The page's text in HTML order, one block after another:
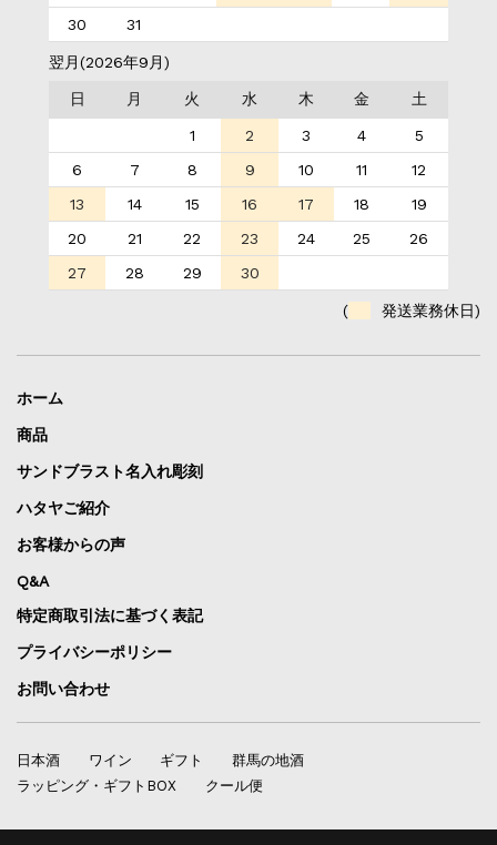
30
31
翌月(2026年9月)
日 月 火 水 木 金 土
1 2 3 4
5
6
7 8 9 10 11
12
13
14 15 16 17 18
19
20
21 22 23 24 25
26
27
28 29 30
( 発送業務休日)
ホーム
商品
サンドブラスト名入れ彫刻
ハタヤご紹介
お客様からの声
Q&A
特定商取引法に基づく表記
プライバシーポリシー
お問い合わせ
日本酒 ワイン ギフト
群馬の地酒
ラッピング・ギフトBOX
クール便